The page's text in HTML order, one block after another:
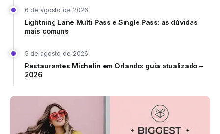
6 de agosto de 2026
Lightning Lane Multi Pass e Single Pass: as dúvidas
mais comuns
5 de agosto de 2026
Restaurantes Michelin em Orlando: guia atualizado –
2026